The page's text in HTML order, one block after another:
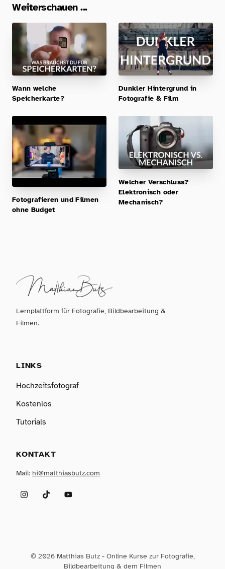
Weiterschauen ...
Wann welche
Speicherkarte?
Dunkler Hintergrund in
Fotografie & Film
Fotografieren und Filmen
ohne Budget
Welcher Verschluss?
Elektronisch oder
Mechanisch?
Lernplattform für Fotografie, Bildbearbeitung &
Filmen.
LINKS
Hochzeitsfotograf
Kostenlos
Tutorials
KONTAKT
Mail: hi@matthiasbutz.com
InstagramTikTokYouTube
© 2026 Matthias Butz - Online Kurse zur Fotografie,
Bildbearbeitung & dem Filmen